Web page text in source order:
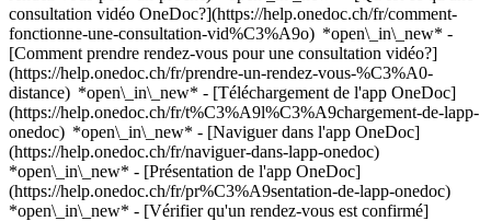
consultation vidéo OneDoc?](https://help.onedoc.ch/fr/comment-
fonctionne-une-consultation-vid%C3%A9o) *open\_in\_new* -
[Comment prendre rendez-vous pour une consultation vidéo?]
(https://help.onedoc.ch/fr/prendre-un-rendez-vous-%C3%A0-
distance) *open\_in\_new* - [Téléchargement de l'app OneDoc]
(https://help.onedoc.ch/fr/t%C3%A9l%C3%A9chargement-de-lapp-
onedoc) *open\_in\_new* - [Naviguer dans l'app OneDoc]
(https://help.onedoc.ch/fr/naviguer-dans-lapp-onedoc)
*open\_in\_new* - [Présentation de l'app OneDoc]
(https://help.onedoc.ch/fr/pr%C3%A9sentation-de-lapp-onedoc)
*open\_in\_new* - [Vérifier qu'un rendez-vous est confirmé](https://help.onedoc.ch/fr/v%C3%A9rifier-quun-rendez-vous-est-confirm%C3%A9) *open\_in\_new* - [Annuler un rendez-vous pris en ligne sur OneDoc](https://help.onedoc.ch/fr/annuler-un-rendez-vous-pris-en-ligne-sur-onedoc) *open\_in\_new* - [Je ne reçois pas de confirmation de rendez-vous](https://help.onedoc.ch/fr/je-ne-re%C3%A7ois-pas-de-confirmation-de-rendez-vous) *open\_in\_new* [Voir tous nos articles *open\_in\_new*](https://help.onedoc.ch/fr/) close ## Modifier votre recherche ![Maison avec un signe plus annonçant qu’une consultation peut être effectuée sur place](https://www.onedoc.ch/assets/images/icons/on-site.svg) Sur place ![Caméra avec un symbole lecture annonçant qu’une consultation peut être effectuée à distance en vidéo](https://www.onedoc.ch/assets/images/icons/remote.svg) À distance Rechercher #### Spécialités #### Praticiens #### Établissements edit Thérapeute en hypnose à Petit-Lancy tune Filtrer par Nouveaux patients*keyboard\_arrow\_down* - Acceptés*check\_circle* Langue parlée*keyboard\_arrow\_down* - Allemand*check\_circle* - Anglais*check\_circle* - Catalan*check\_circle* - Espagnol*check\_circle* - Français*check\_circle* - Italien*check\_circle* - Néerlandais*check\_circle* - Portugais*check\_circle* - Russe*check\_circle* - Suédois*check\_circle* Sexe*keyboard\_arrow\_down* - Femme*check\_circle* - Homme*check\_circle* Réseau*keyboard\_arrow\_down* - swissdocs.net*check\_circle* - ASCA*check\_circle* - RME*check\_circle* - REMED*check\_circle* - mediX*check\_circle* - Réseau Delta*check\_circle* Disponibilité*keyboard\_arrow\_down* - Disponible aujourdhui*check\_circle* - Dans les 3 prochains jours*check\_circle* - Dans les 7 prochains jours*check\_circle* - Dans les 14 prochains jours*check\_circle* # Thérapeute en hypnose à Petit-Lancy: prenez rendez-vous en ligne aujourd'hui ## 1 résultat à Petit-Lancy [![Mme Maud Boulin, thérapeute en hypnose à Petit-Lancy](https://assets.onedoc.ch/images/users/a8349b91c2d06319bfbcb2ed33f7ad69c73e52149ed3eb13705977d20c2a9e98-small.png "Mme Maud Boulin, thérapeute en hypnose à Petit-Lancy")](https://www.onedoc.ch/fr/therapeute-en-hypnose/petit-lancy/pcuhq/maud-boulin) ### [Mme Maud Boulin](https://www.onedoc.ch/fr/therapeute-en-hypnose/petit-lancy/pcuhq/maud-boulin) ![Badge indiquant un profil vérifié](https://www.onedoc.ch/assets/images/icons/checkmark.svg) Thérapeute en hypnose Cabinet de Maud Boulin - Hypnose - Sexothérapeute - Sage-femme - HypnoNaissance Chemin Louis-Hubert 2 1213 Petit-Lancy ![Mme Maud Boulin est affiliée au réseau ASCA](https://assets.onedoc.ch/images/networks/logos/496d325fd4282f2f0a46197dd629fd16fcd2d324839e441a2a65aaa74df08a15-small.png) ![Icône patient avec un signe plus annonçant que le professionnel accepte de nouveaux patients](https://www.onedoc.ch/assets/images/icons/new-patients.svg)Accepte les nouveaux patients [Réserver un RDV](https://www.onedoc.ch/fr/therapeute-en-hypnose/petit-lancy/pcuhq/maud-boulin) *chevron\_left* lun. 03 août *chevron\_right* Voir plus de rendez-vous *error\_outline* Une erreur s'est produite lors du chargement des disponibilités [Réessayer](https://www.onedoc.ch) ## __Thérapeutes en hypnose__: d'autres spécialistes sont réservables en ligne dans les environs de __Petit-Lancy__ [![Mme Sherlene Fernandes, infirmière à Genève](https://assets.onedoc.ch/images/users/7ef6138d3d4c116752690437e12e2de333289551c28b451f0151026f825c03b6-small.jpg "Mme Sherlene Fernandes, infirmière à Genève")](https://www.onedoc.ch/fr/infirmiere/geneve/pctcp/sherlene-fernandes) ### [Mme Sherlene Fernandes](https://www.onedoc.ch/fr/infirmiere/geneve/pctcp/sherlene-fernandes) ![Badge indiquant un profil vérifié](https://www.onedoc.ch/assets/images/icons/checkmark.svg) [Infirmière](https://www.onedoc.ch/fr/infirmier/geneve), [Thérapeute en hypnose](https://www.onedoc.ch/fr/therapeute-en-hypnose/geneve) S-thérapies Avenue des Eidguenots 23 1203 Genève ![Mme Sherlene Fernandes est affiliée au réseau ASCA](https://assets.onedoc.ch/images/networks/logos/496d325fd4282f2f0a46197dd629fd16fcd2d324839e441a2a65aaa74df08a15-small.png) ![Icône patient avec un signe plus annonçant que le professionnel accepte de nouveaux patients](https://www.onedoc.ch/assets/images/icons/new-patients.svg)Accepte les nouveaux patients [Réserver un RDV](https://www.onedoc.ch/fr/infirmiere/geneve/pctcp/sherlene-fernandes) Expertises:[Accompagnement au développement personnel](https://www.onedoc.ch/fr/accompagnement-au-developpement-personnel/geneve), [Accompagnement psychologique pour troubles de la personnalité](https://www.onedoc.ch/fr/accompagnement-psychologique-pour-troubles-de-la-personnalite/geneve), [Accompagnement psychologique pour gestion du stress](https://www.onedoc.ch/fr/accompagnement-psychologique-pour-gestion-du-stress/geneve), [Accompagnement psychologique du burn out](https://www.onedoc.ch/fr/accompagnement-psychologique-du-burn-out/geneve), [Accompagnement psychologique dépression post-partum](https://www.onedoc.ch/fr/accompagnement-psychologique-depression-post-partum/geneve), [Massage bébé](https://www.onedoc.ch/fr/massage-bebe/geneve)Voir plus *chevron\_left* lun. 03 août *chevron\_right* Voir plus de rendez-vous *error\_outline* Une erreur s'est produite lors du chargement des disponibilités [Réessayer](https://www.onedoc.ch) Expertises:[Accompagnement au développement personnel](https://www.onedoc.ch/fr/accompagnement-au-developpement-personnel/geneve), [Accompagnement psychologique pour troubles de la personnalité](https://www.onedoc.ch/fr/accompagnement-psychologique-pour-troubles-de-la-personnalite/geneve), [Accompagnement psychologique pour gestion du stress](https://www.onedoc.ch/fr/accompagnement-psychologique-pour-gestion-du-stress/geneve), [Accompagnement psychologique du burn out](https://www.onedoc.ch/fr/accompagnement-psychologique-du-burn-out/geneve), [Accompagnement psychologique dépression post-partum](https://www.onedoc.ch/fr/accompagnement-psychologique-depression-post-partum/geneve), [Massage bébé](https://www.onedoc.ch/fr/massage-bebe/geneve)Voir plus [![Mme Angela Caruso, thérapeute en hypnose à Onex](https://assets.onedoc.ch/images/users/3d4ef05e2a51031c0e8f5d87d691b5d300581fe0148cef4deae7338588d3bdd3-small.png "Mme Angela Caruso, thérapeute en hypnose à Onex")](https://www.onedoc.ch/fr/therapeute-en-hypnose/onex/pcus4/angela-caruso) ### [Mme Angela Caruso](https://www.onedoc.ch/fr/therapeute-en-hypnose/onex/pcus4/angela-caruso) ![Badge indiquant un profil vérifié](https://www.onedoc.ch/assets/images/icons/checkmark.svg) [Thérapeute en hypnose](https://www.onedoc.ch/fr/therapeute-en-hypnose/onex) Esonova à Smallcity Chemin Louis-Hubert 2 1213 Onex ![Icône patient avec un signe plus annonçant que le professionnel accepte de nouveaux patients](https://www.onedoc.ch/assets/images/icons/new-patients.svg)Accepte les nouveaux patients [Réserver un RDV](https://www.onedoc.ch/fr/therapeute-en-hypnose/onex/pcus4/angela-caruso) *chevron\_left* lun. 03 août *chevron\_right* Voir plus de rendez-vous *error\_outline* Une erreur s'est produite lors du chargement des disponibilités [Réessayer](https://www.onedoc.ch) [![Mme Yasmina Chikhi, thérapeute en hypnose à Genève](https://assets.onedoc.ch/images/users/8a52d29dfef044b85c2d441ba59e9675ae7b8e63343930c7a4386248b24dd393-small.png "Mme Yasmina Chikhi, thérapeute en hypnose à Genève")](https://www.onedoc.ch/fr/therapeute-en-hypnose/geneve/pcuq2/yasmina-chikhi) ### [Mme Yasmina Chikhi](https://www.onedoc.ch/fr/therapeute-en-hypnose/geneve/pcuq2/yasmina-chikhi) ![Badge indiquant un profil vérifié](https://www.onedoc.ch/assets/images/icons/checkmark.svg) [Thérapeute en hypnose](https://www.onedoc.ch/fr/therapeute-en-hypnose/geneve) Anymas Route des Jeunes 9 1227 Genève ![Mme Yasmina Chikhi est affiliée au réseau ASCA](https://assets.onedoc.ch/images/networks/logos/496d325fd4282f2f0a46197dd629fd16fcd2d324839e441a2a65aaa74df08a15-small.png) ![Icône patient avec un signe plus annonçant que le professionnel accepte de nouveaux patients](https://www.onedoc.ch/assets/images/icons/new-patients.svg)Accepte les nouveaux patients [Réserver un RDV](https://www.onedoc.ch/fr/therapeute-en-hypnose/geneve/pcuq2/yasmina-chikhi) [![Mme Rosalinda Fiumara, thérapeute en hypnose à Carouge](https://assets.onedoc.ch/images/users/ed126e7f1e2e272b24e5d043846f7113484bd7d1c1ca3502ff00ded0be183a4e-small.png "Mme Rosalinda Fiumara, thérapeute en hypnose à Carouge")](https://www.onedoc.ch/fr/therapeute-en-hypnose/carouge/pcr36/rosalinda-fiumara) ### [Mme Rosalinda Fiumara](https://www.onedoc.ch/fr/therapeute-en-hypnose/carouge/pcr36/rosalinda-fiumara) ![Badge indiquant un profil vérifié](https://www.onedoc.ch/assets/images/icons/checkmark.svg) [Thérapeute en hypnose](https://www.onedoc.ch/fr/therapeute-en-hypnose/carouge) My Coaching Angels Rue de la Gabelle 5 1227 Carouge ![Icône patient avec un signe plus annonçant que le professionnel accepte de nouveaux patients](https://www.onedoc.ch/assets/images/icons/new-patients.svg)Accepte les nouveaux patients [Réserver un RDV](https://www.onedoc.ch/fr/therapeute-en-hypnose/carouge/pcr36/rosalinda-fiumara) [![M. Mathieu Boillat, thérapeute en hypnose à Genève](https://assets.onedoc.ch/images/users/6137dcc942492576f2a2f73ccf34559db6b8bc57e93a4f4b9527e12d223cbb37-small.png "M. Mathieu Boillat, thérapeute en hypnose à Genève")](https://www.onedoc.ch/fr/therapeute-en-hypnose/geneve/pcnft/mathieu-boillat) ### [M. Mathieu Boillat](https://www.onedoc.ch/fr/therapeute-en-hypnose/geneve/pcnft/mathieu-boillat) ![Badge indiquant un profil vérifié](https://www.onedoc.ch/assets/images/icons/checkmark.svg) [Thérapeute en hypnose](https://www.onedoc.ch/fr/therapeute-en-hypnose/geneve) Cabinet d'hypnose / EMDR sur Genève Rue Charles-Giron 17 1203 Genève ![M. Mathieu Boillat est affilié au réseau ASCA](https://assets